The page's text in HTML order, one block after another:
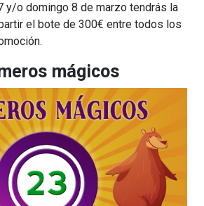
y/o domingo 8 de marzo tendrás la
el bote de 300€ entre todos los
mágicos